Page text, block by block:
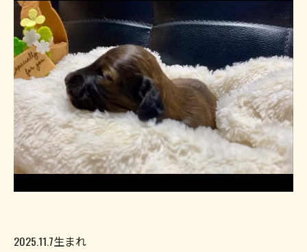
2025.11.7生まれ